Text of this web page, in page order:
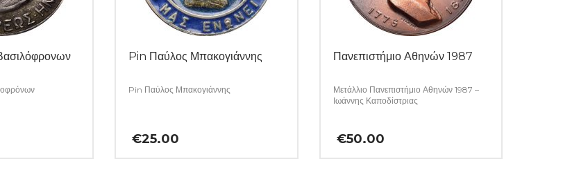
Pin Παύλος Μπακογιάννης
Pin Παύλος Μπακογιάννης
€25.00
Πανεπιστήμιο Αθηνών 1987
Μετάλλιο Πανεπιστήμιο Αθηνών 1987 –
Ιωάννης Καποδίστριας
€50.00